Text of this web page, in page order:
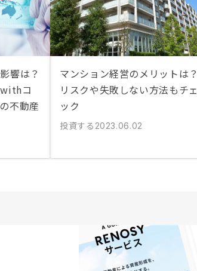
響は？
コ
不動産
マンション経営のメリットは？
リスクや失敗しない方法もチェ
ック
投資する 2023.06.02